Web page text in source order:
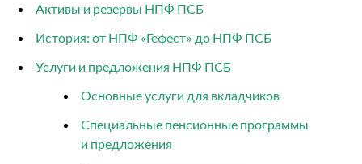
Активы и резервы НПФ ПСБ
История: от НПФ «Гефест» до НПФ ПСБ
Услуги и предложения НПФ ПСБ
Основные услуги для вкладчиков
Специальные пенсионные программы
и предложения